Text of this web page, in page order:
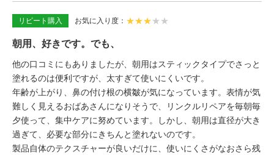
リピート購入 お気に入り度 ★★★★ ★
朝用、好きです。でも、
他の口コミにもありましたが、朝用はスティックタイプでさっと
塗れるのは便利ですが、太すぎて使いにくいです。
年齢が上がり、鼻の付け根の横皺が気になっています。表情が気
難しく見えるおばあさんになりそうで、リンクルリペアを毎朝毎
夕使って、集中ケアに努めています。しかし、朝用は直径が大き
過ぎて、必要な部分にきちんと塗れないのです。
製品自体のテクスチャーが良いだけに、使いにくさがなおさら残